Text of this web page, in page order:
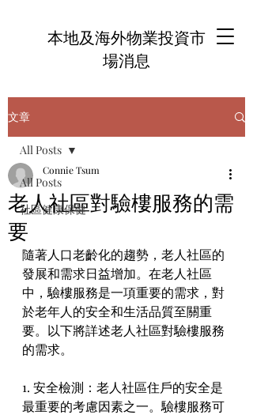
本地及海外物業投資市
場消息
文章
All Posts
社區健康保健
All Posts
老人社區對驗樓服務的需
要
Connie Tsum
隨著人口老齡化的趨勢，老人社區的
發展和需求日益增加。在老人社區
中，驗樓服務是一項重要的需求，對
於老年人的安全和生活品質至關重
要。以下將詳述老人社區對驗樓服務
的需求。
1. 安全檢測：老人社區住戶的安全是
最重要的考慮因素之一。驗樓服務可